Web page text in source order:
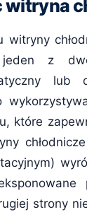
witryny
z
lub
które
strony